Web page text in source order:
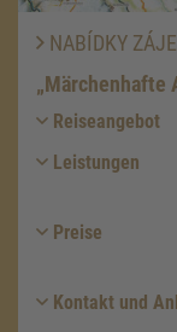
NABÍDKY
„Märchenhafte
Reiseangebot
Leistungen
Preise
Kontakt und